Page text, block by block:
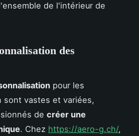
de l'intérieur de
des
pour les
sont vastes et variées,
de créer une
. Chez https://aero-g.ch/,